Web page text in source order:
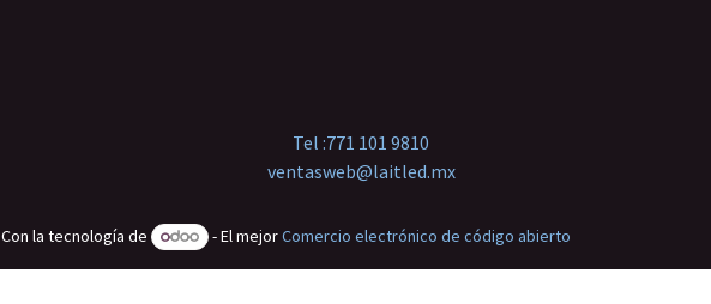
Tel :771 101 9810
ventasweb@laitled.mx
Con la tecnología de - El mejorComercio electrónico de código abierto